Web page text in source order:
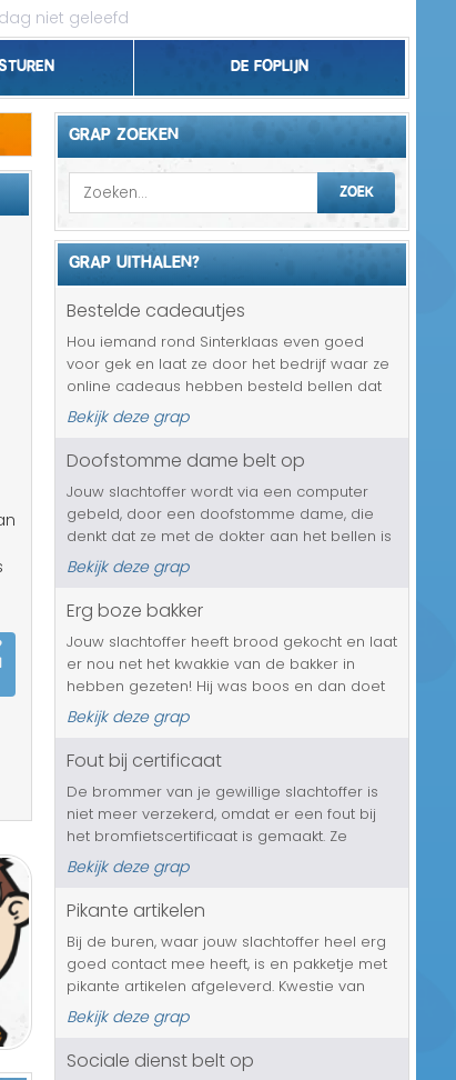
niet geleefd
De foplijn
Bel grappen
Topgrappen
18+ en Relatie
Zakelijk/Studie
Geld/Belasting
Buurt/Gemeente
Pakket/Bestelling
Transport/Verkeer
Kerst/Sinterklaas
Diversen/Andere
GRAP ZOEKEN
ZOEK
GRAP UITHALEN?
Bestelde cadeautjes
Hou iemand rond Sinterklaas even goed
voor gek en laat ze door het bedrijf waar ze
online cadeaus hebben besteld bellen dat
alle bestelde cadeautjes pas na het
sinterklaasfeest zullen worden verzonden. Al
het mogelijke is er al geprobeerd o...
Bekijk deze grap
Doofstomme dame belt op
Jouw slachtoffer wordt via een computer
gebeld, door een doofstomme dame, die
denkt dat ze met de dokter aan het bellen is
en dus allerlei kwaaltjes met je slachtoffer
door gaat nemen. En hoe vaak deze
persoon ook tegen de vrouw zal zeggen ...
Bekijk deze grap
Erg boze bakker
Jouw slachtoffer heeft brood gekocht en laat
er nou net het kwakkie van de bakker in
hebben gezeten! Hij was boos en dan doet
de bakker dat soort maffe streken. Gelukkig
mag het gebelde slachtoffer de lege
verpakking langs komen brengen, da...
Bekijk deze grap
Fout bij certificaat
De brommer van je gewillige slachtoffer is
niet meer verzekerd, omdat er een fout bij
het bromfietscertificaat is gemaakt. Ze
komen er wel laat achter, maar beter laat
dan nooit natuurlijk. En nu mag je slachtoffer
3 weken lang niet brommer...
Bekijk deze grap
Pikante artikelen
Bij de buren, waar jouw slachtoffer heel erg
goed contact mee heeft, is en pakketje met
pikante artikelen afgeleverd. Kwestie van
verkeerd bezorgen. Kan natuurlijk gewoon
gebeuren, maar het is aan je slachtoffer om
aan hen uit te leggen wat...
Bekijk deze grap
Sociale dienst belt op